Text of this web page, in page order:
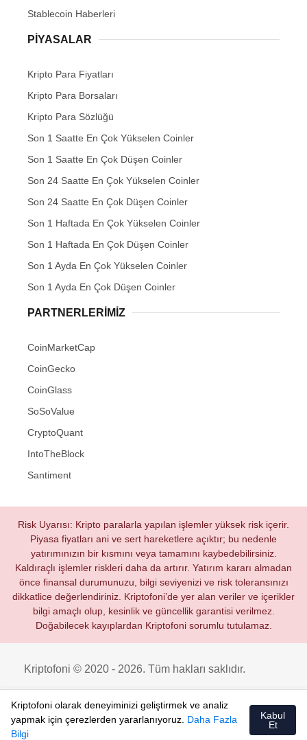
Stablecoin Haberleri
PIYASALAR
Kripto Para Fiyatları
Kripto Para Borsaları
Kripto Para Sözlüğü
Son 1 Saatte En Çok Yükselen Coinler
Son 1 Saatte En Çok Düşen Coinler
Son 24 Saatte En Çok Yükselen Coinler
Son 24 Saatte En Çok Düşen Coinler
Son 1 Haftada En Çok Yükselen Coinler
Son 1 Haftada En Çok Düşen Coinler
Son 1 Ayda En Çok Yükselen Coinler
Son 1 Ayda En Çok Düşen Coinler
PARTNERLERIMIZ
CoinMarketCap
CoinGecko
CoinGlass
SoSoValue
CryptoQuant
IntoTheBlock
Santiment
Risk Uyarısı: Kripto paralarla yapılan işlemler yüksek risk içerir.
Piyasa fiyatları ani ve sert hareketlere açıktır; bu nedenle
yatırımınızın bir kısmını veya tamamını kaybedebilirsiniz.
Kaldıraçlı işlemler riskleri daha da artırır. Yatırım kararı almadan
önce finansal durumunuzu, bilgi seviyenizi ve risk toleransınızı
dikkatlice değerlendiriniz. Kriptofoni’de yer alan veriler ve içerikler
bilgi amaçlı olup, kesinlik ve güncellik garantisi verilmez.
Doğabilecek kayıplardan Kriptofoni sorumlu tutulamaz.
Kriptofoni © 2020 - 2026. Tüm hakları saklıdır.
Kriptofoni olarak deneyiminizi geliştirmek ve analiz
yapmak için çerezlerden yararlanıyoruz. Daha Fazla
Bilgi
Kabul
Et